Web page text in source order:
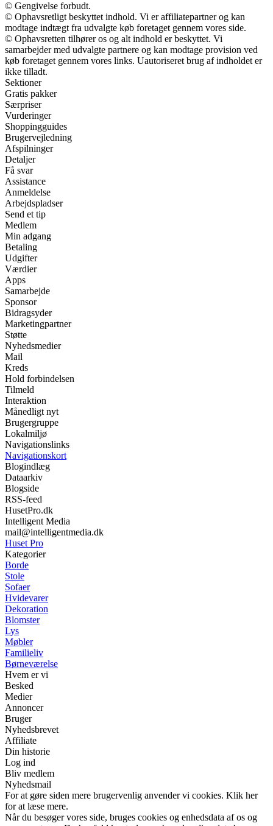
© Gengivelse forbudt.
© Ophavsretligt beskyttet indhold. Vi er affiliatepartner og kan
modtage indtægt fra udvalgte køb foretaget gennem vores side.
© Ophavsretten tilhører os og alt indhold er beskyttet. Vi
samarbejder med udvalgte partnere og kan modtage provision ved
køb foretaget gennem vores links. Uautoriseret brug af indholdet er
ikke tilladt.
Sektioner
Gratis pakker
Særpriser
Vurderinger
Shoppingguides
Brugervejledning
Afspilninger
Detaljer
Få svar
Assistance
Anmeldelse
Arbejdspladser
Send et tip
Medlem
Min adgang
Betaling
Udgifter
Værdier
Apps
Samarbejde
Sponsor
Bidragsyder
Marketingpartner
Støtte
Nyhedsmedier
Mail
Kreds
Hold forbindelsen
Tilmeld
Interaktion
Månedligt nyt
Brugergruppe
Lokalmiljø
Navigationslinks
Navigationskort
Blogindlæg
Dataarkiv
Blogside
RSS-feed
HusetPro.dk
Intelligent Media
mail@intelligentmedia.dk
Huset Pro
Kategorier
Borde
Stole
Sofaer
Hvidevarer
Dekoration
Blomster
Lys
Møbler
Familieliv
Børneværelse
Hvem er vi
Besked
Medier
Annoncer
Bruger
Nyhedsbrevet
Affiliate
Din historie
Log ind
Bliv medlem
Nyhedsmail
For at gøre siden mere brugervenlig anvender vi cookies. Klik her
for at læse mere.
Når du besøger vores side, bruges cookies og enhedsdata af os og